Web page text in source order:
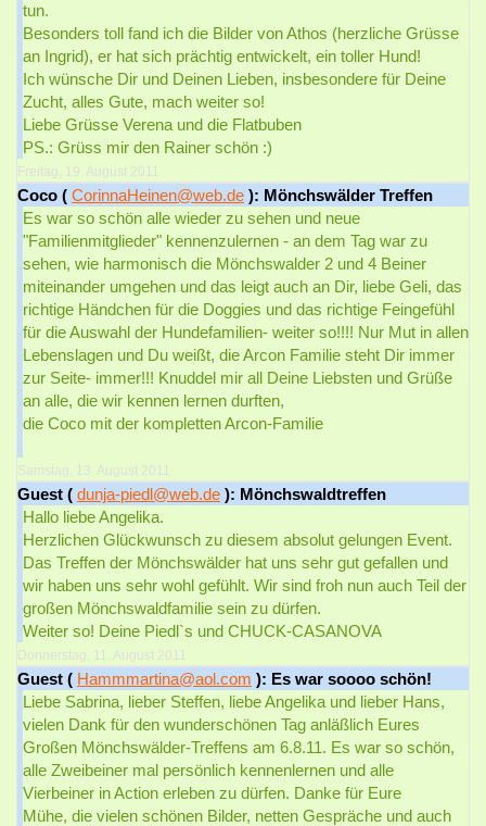
tun.
Besonders toll fand ich die Bilder von Athos (herzliche Grüsse
an Ingrid), er hat sich prächtig entwickelt, ein toller Hund!
Ich wünsche Dir und Deinen Lieben, insbesondere für Deine
Zucht, alles Gute, mach weiter so!
Liebe Grüsse Verena und die Flatbuben
PS.: Grüss mir den Rainer schön :)
Freitag, 19. August 2011
Coco ( CorinnaHeinen@web.de ): Mönchswälder Treffen
Es war so schön alle wieder zu sehen und neue
"Familienmitglieder" kennenzulernen - an dem Tag war zu
sehen, wie harmonisch die Mönchswalder 2 und 4 Beiner
miteinander umgehen und das leigt auch an Dir, liebe Geli, das
richtige Händchen für die Doggies und das richtige Feingefühl
für die Auswahl der Hundefamilien- weiter so!!!! Nur Mut in allen
Lebenslagen und Du weißt, die Arcon Familie steht Dir immer
zur Seite- immer!!! Knuddel mir all Deine Liebsten und Grüße
an alle, die wir kennen lernen durften,
die Coco mit der kompletten Arcon-Familie
Samstag, 13. August 2011
Guest ( dunja-piedl@web.de ): Mönchswaldtreffen
Hallo liebe Angelika.
Herzlichen Glückwunsch zu diesem absolut gelungen Event.
Das Treffen der Mönchswälder hat uns sehr gut gefallen und
wir haben uns sehr wohl gefühlt. Wir sind froh nun auch Teil der
großen Mönchswaldfamilie sein zu dürfen.
Weiter so! Deine Piedl`s und CHUCK-CASANOVA
Donnerstag, 11. August 2011
Guest ( Hammmartina@aol.com ): Es war soooo schön!
Liebe Sabrina, lieber Steffen, liebe Angelika und lieber Hans,
vielen Dank für den wunderschönen Tag anläßlich Eures
Großen Mönchswälder-Treffens am 6.8.11. Es war so schön,
alle Zweibeiner mal persönlich kennenlernen und alle
Vierbeiner in Action erleben zu dürfen. Danke für Eure
Mühe, die vielen schönen Bilder, netten Gespräche und auch